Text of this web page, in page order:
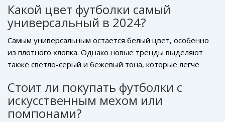
декорированных моделей обуви, если ваша футболка
уже привлекает внимание своим принтом или цветом.
Какой цвет футболки самый
универсальный в 2024?
Самым универсальным остается белый цвет, особенно
из плотного хлопка. Однако новые тренды выделяют
также светло-серый и бежевый тона, которые легче
чисто белая ткань.
Стоит ли покупать футболки с
искусственным мехом или
помпонами?